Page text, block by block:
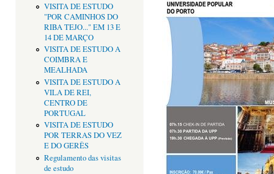
VISITA DE ESTUDO
"POR CAMINHOS DO
RIBA TEJO..." EM 13 E
14 DE MARÇO
VISITA DE ESTUDO A
COIMBRA E
MEALHADA
VISITA DE ESTUDO A
VILA DE REI,
CENTRO DE
PORTUGAL
VISITA DE ESTUDO
POR TERRAS DO VEZ
E DO GERÊS
Regulamento das visitas
de estudo